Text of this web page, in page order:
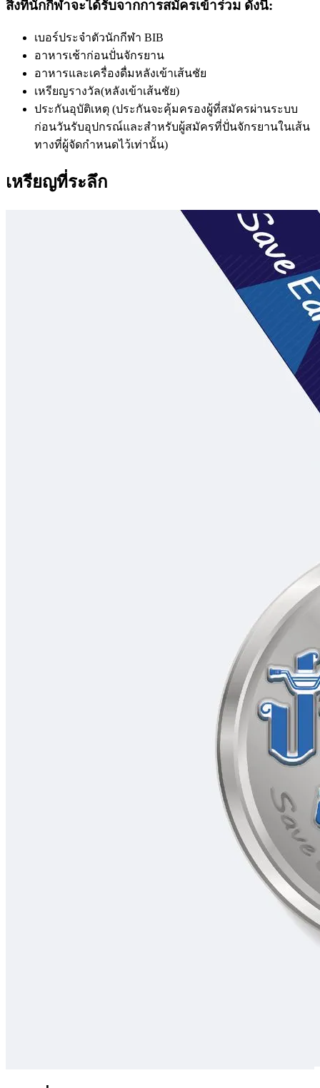
สิ่งที่นักกีฬาจะได้รับจากการสมัครเข้าร่วม ดังนี้:
เบอร์ประจำตัวนักกีฬา BIB
อาหารเช้าก่อนปั่นจักรยาน
อาหารและเครื่องดื่มหลังเข้าเส้นชัย
เหรียญรางวัล(หลังเข้าเส้นชัย)
ประกันอุบัติเหตุ (ประกันจะคุ้มครองผู้ที่สมัครผ่านระบบ
ก่อนวันรับอุปกรณ์และสำหรับผู้สมัครที่ปั่นจักรยานในเส้น
ทางที่ผู้จัดกำหนดไว้เท่านั้น)
เหรียญที่ระลึก